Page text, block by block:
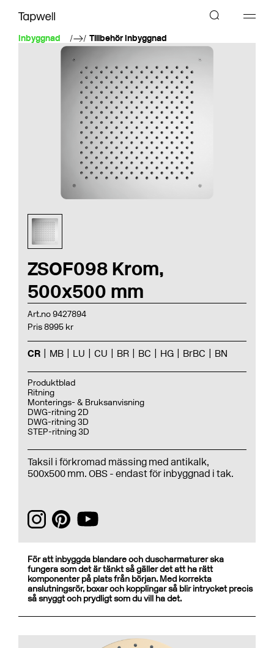
Inbyggnad Tillbehör Inbyggnad
ZSOF098 Krom,
500x500 mm
Art.no 9427894
Pris 8995 kr
CR MB LU CU BR BC HG BrBC BN
Produktblad
Ritning
Monterings- & Bruksanvisning
DWG-ritning 2D
DWG-ritning 3D
STEP-ritning 3D
Taksil i förkromad mässing med antikalk,
500x500 mm. OBS - endast för inbyggnad i tak.
För att inbyggda blandare och duscharmaturer ska
fungera som det är tänkt så gäller det att ha rätt
komponenter på plats från början. Med korrekta
anslutningsrör, boxar och kopplingar så blir intrycket precis
så snyggt och prydligt som du vill ha det.